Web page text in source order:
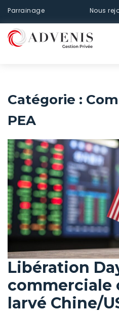
Parrainage Nous
Catégorie :
PEA
Libération
commerciale
larvé Chine/